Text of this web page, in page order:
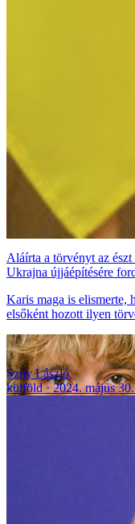
Aláírta a törvényt az
Ukrajna újjáépítésére
Karis maga is elismerte,
elsőként hozott ilyen
Szily László
külföld
2024. május